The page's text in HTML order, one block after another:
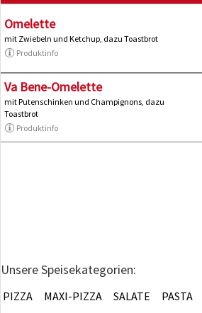
Omelette
mit Zwiebeln und Ketchup, dazu Toastbrot
Produktinfo
Va Bene-Omelette
mit Putenschinken und Champignons, dazu
Toastbrot
Produktinfo
Unsere Speisekategorien:
PIZZA MAXI-PIZZA SALATE PASTA